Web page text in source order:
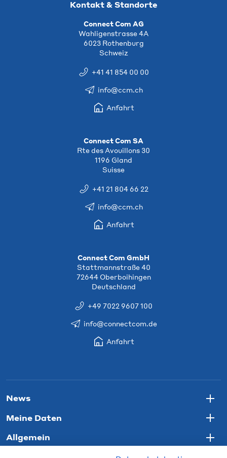
Kontakt & Standorte
Connect Com AG
Wahligenstrasse 4A
6023 Rothenburg
Schweiz
+41 41 854 00 00
info@ccm.ch
Anfahrt
Connect Com SA
Rte des Avouillons 30
1196 Gland
Suisse
+41 21 804 66 22
info@ccm.ch
Anfahrt
Connect Com GmbH
Stattmannstraße 40
72644 Oberboihingen
Deutschland
+49 7022 9607 100
info@connectcom.de
Anfahrt
News
Meine Daten
Allgemein